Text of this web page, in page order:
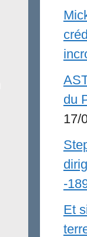
du
17/
-
Et